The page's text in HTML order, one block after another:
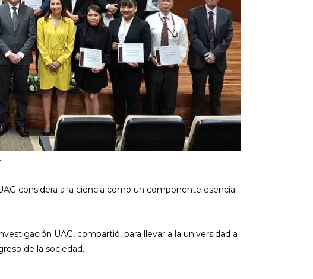
considera a la ciencia como un componente esencial
UAG, compartió, para llevar a la universidad a
de la sociedad.